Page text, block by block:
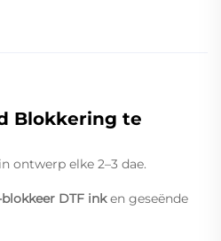
Blokkering te
ontwerp elke 2–3 dae.
DTF inken geseënde